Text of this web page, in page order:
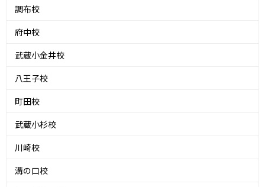
調布校
府中校
武蔵小金井校
八王子校
町田校
武蔵小杉校
川崎校
溝の口校